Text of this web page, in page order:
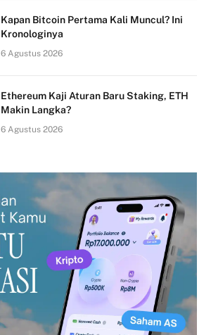
Kapan Bitcoin Pertama Kali Muncul? Ini
Kronologinya
6 Agustus 2026
Ethereum Kaji Aturan Baru Staking, ETH
Makin Langka?
6 Agustus 2026